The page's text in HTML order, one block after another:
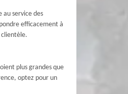
au service des
efficacement à
clientèle.
plus grandes que
optez pour un